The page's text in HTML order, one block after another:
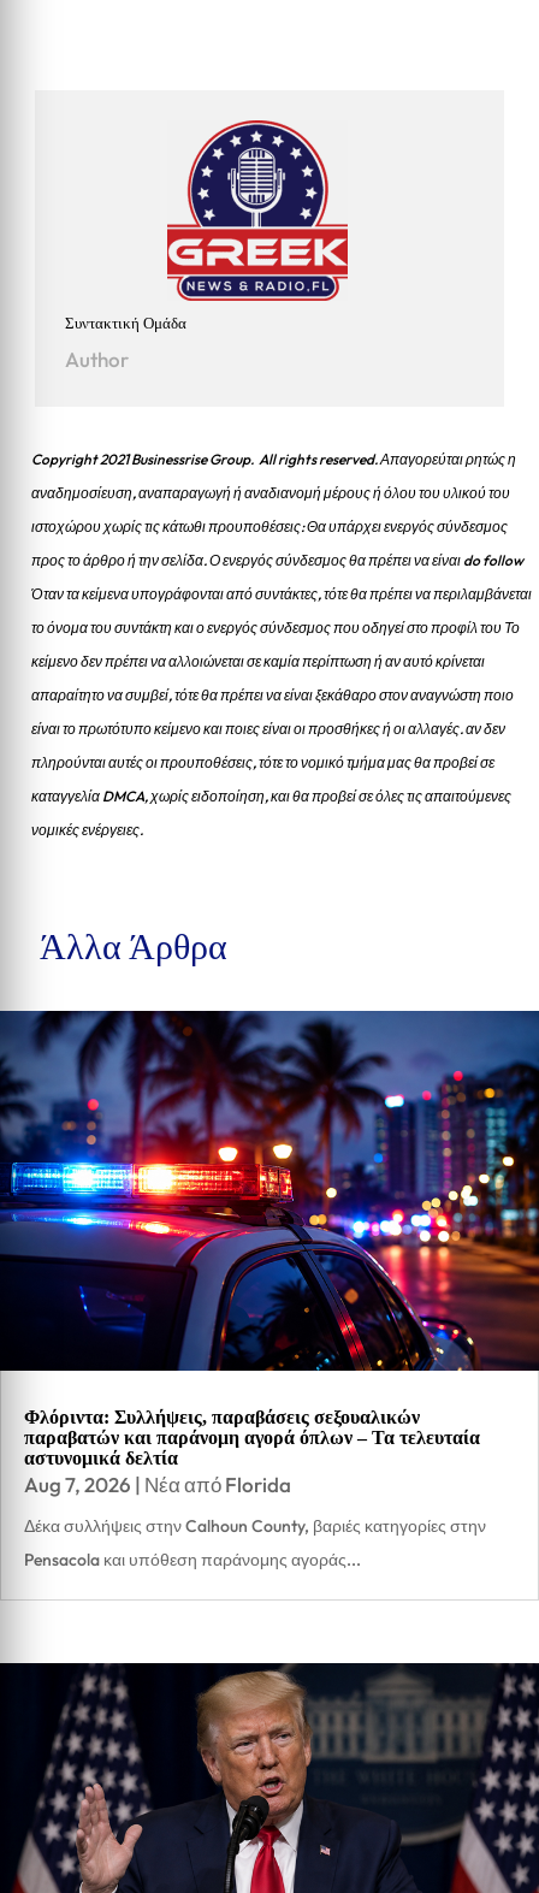
Συντακτική Ομάδα
Author
Copyright 2021 Businessrise Group. All rights reserved. Απαγορεύται ρητώς η
αναδημοσίευση, αναπαραγωγή ή αναδιανομή μέρους ή όλου του υλικού του
ιστοχώρου χωρίς τις κάτωθι προυποθέσεις: Θα υπάρχει ενεργός σύνδεσμος
προς το άρθρο ή την σελίδα.Ο ενεργός σύνδεσμος θα πρέπει να είναι do follow
Όταν τα κείμενα υπογράφονται από συντάκτες, τότε θα πρέπει να περιλαμβάνεται
το όνομα του συντάκτη και ο ενεργός σύνδεσμος που οδηγεί στο προφίλ του Το
κείμενο δεν πρέπει να αλλοιώνεται σε καμία περίπτωση ή αν αυτό κρίνεται
απαραίτητο να συμβεί, τότε θα πρέπει να είναι ξεκάθαρο στον αναγνώστη ποιο
είναι το πρωτότυπο κείμενο και ποιες είναι οι προσθήκες ή οι αλλαγές. αν δεν
πληρούνται αυτές οι προυποθέσεις, τότε το νομικό τμήμα μας θα προβεί σε
καταγγελία DMCA, χωρίς ειδοποίηση, και θα προβεί σε όλες τις απαιτούμενες
νομικές ενέργειες.
Άλλα Άρθρα
Φλόριντα: Συλλήψεις, παραβάσεις σεξουαλικών
παραβατών και παράνομη αγορά όπλων – Τα τελευταία
αστυνομικά δελτία
Aug 7, 2026 | Νέα από Florida
Δέκα συλλήψεις στην Calhoun County, βαριές κατηγορίες στην
Pensacola και υπόθεση παράνομης αγοράς...